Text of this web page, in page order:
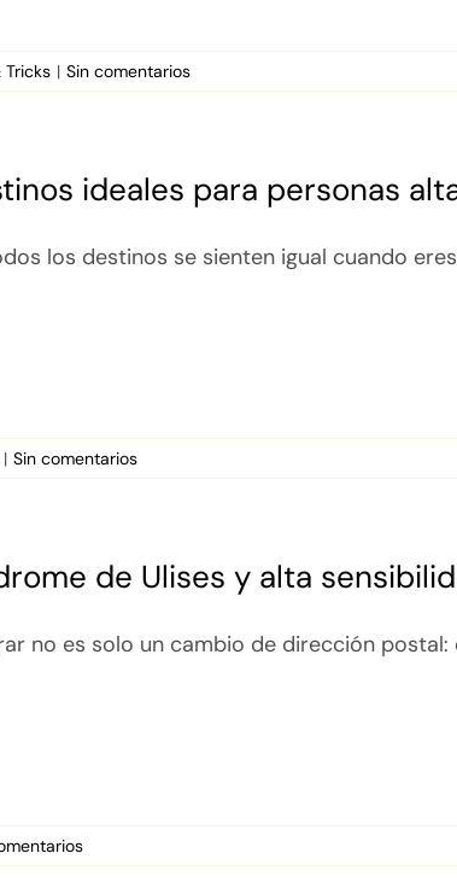
Tricks | Sin comentarios
ideales para personas
los destinos se sienten igual cuando
| Sin comentarios
de Ulises y alta
no es solo un cambio de dirección postal: